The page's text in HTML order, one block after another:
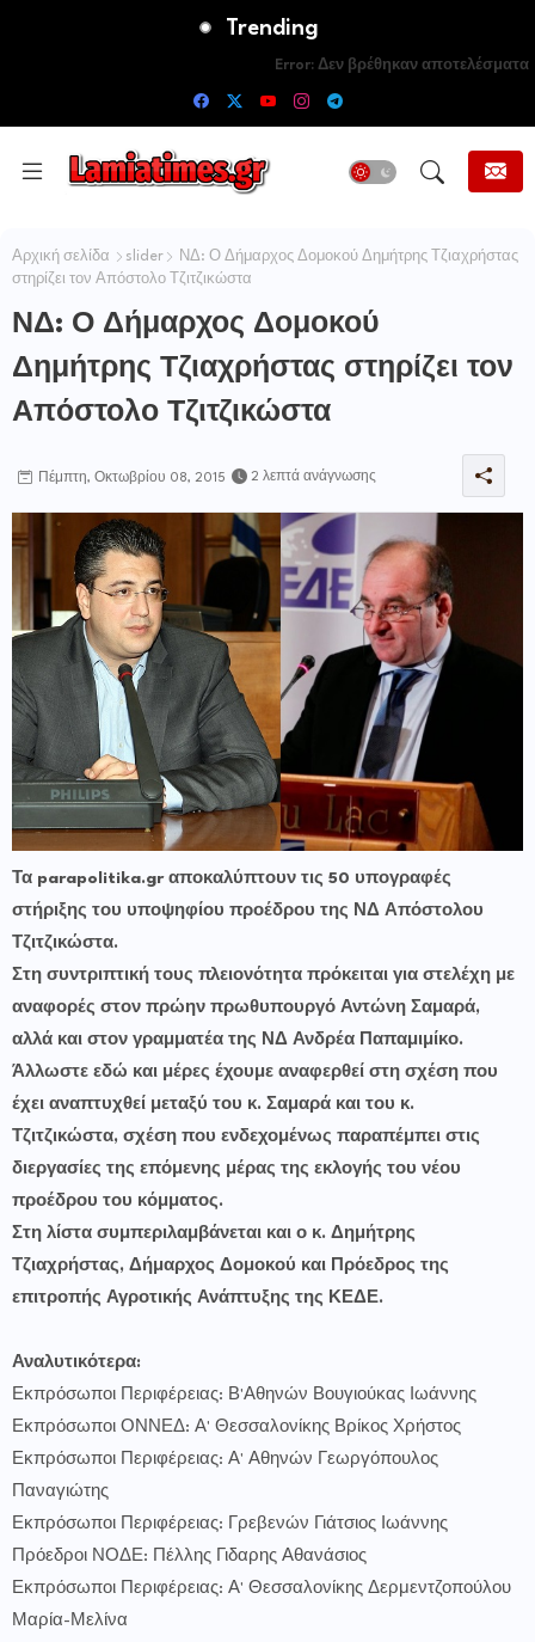
Trending
Error: Δεν βρέθηκαν αποτελέσματα
Αρχική σελίδα slider
ΝΔ: Ο Δήμαρχος Δομοκού Δημήτρης Τζιαχρήστας
στηρίζει τον Απόστολο Τζιτζικώστα
ΝΔ: Ο Δήμαρχος Δομοκού
Δημήτρης Τζιαχρήστας στηρίζει τον
Απόστολο Τζιτζικώστα
Πέμπτη, Οκτωβρίου 08, 2015 2 λεπτά ανάγνωσης
Τα parapolitika.gr αποκαλύπτουν τις 50 υπογραφές
στήριξης του υποψηφίου προέδρου της ΝΔ Απόστολου
Τζιτζικώστα.
Στη συντριπτική τους πλειονότητα πρόκειται για στελέχη με
αναφορές στον πρώην πρωθυπουργό Αντώνη Σαμαρά,
αλλά και στον γραμματέα της ΝΔ Ανδρέα Παπαμιμίκο.
Άλλωστε εδώ και μέρες έχουμε αναφερθεί στη σχέση που
έχει αναπτυχθεί μεταξύ του κ. Σαμαρά και του κ.
Τζιτζικώστα, σχέση που ενδεχομένως παραπέμπει στις
διεργασίες της επόμενης μέρας της εκλογής του νέου
προέδρου του κόμματος.
Στη λίστα συμπεριλαμβάνεται και ο κ. Δημήτρης
Τζιαχρήστας, Δήμαρχος Δομοκού και Πρόεδρος της
επιτροπής Αγροτικής Ανάπτυξης της ΚΕΔΕ.
Αναλυτικότερα:
Εκπρόσωποι Περιφέρειας: Β'Αθηνών Βουγιούκας Ιωάννης
Εκπρόσωποι ΟΝΝΕΔ: Α' Θεσσαλονίκης Βρίκος Χρήστος
Εκπρόσωποι Περιφέρειας: Α' Αθηνών Γεωργόπουλος
Παναγιώτης
Εκπρόσωποι Περιφέρειας: Γρεβενών Γιάτσιος Ιωάννης
Πρόεδροι ΝΟΔΕ: Πέλλης Γιδαρης Αθανάσιος
Εκπρόσωποι Περιφέρειας: Α' Θεσσαλονίκης Δερμεντζοπούλου
Μαρία-Μελίνα